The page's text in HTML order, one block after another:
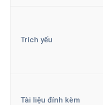
Trích yếu
Tài liệu đính kèm